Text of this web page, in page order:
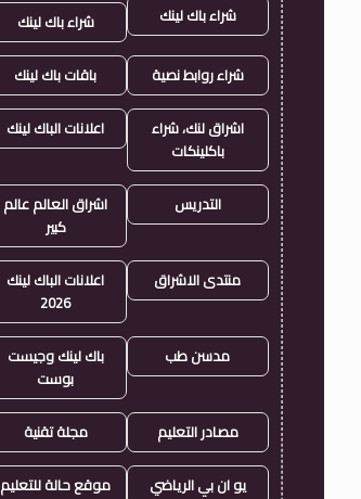
شراء باك لينك شراء باك لينك
شراء روابط نصية باقات باك لينك
اشراق لنك، شراء
باكلينكات
اعلانات الباك لينك
التدريس
اشراق العالم عالم
كبير
منتدى الاشراق
اعلانات الباك لينك
2026
مدسن طب
باك لينك وجيست
بوست
مصادر التعليم مجلة تقنية
يو ان بي الرياضي موقع حالة للتعليم